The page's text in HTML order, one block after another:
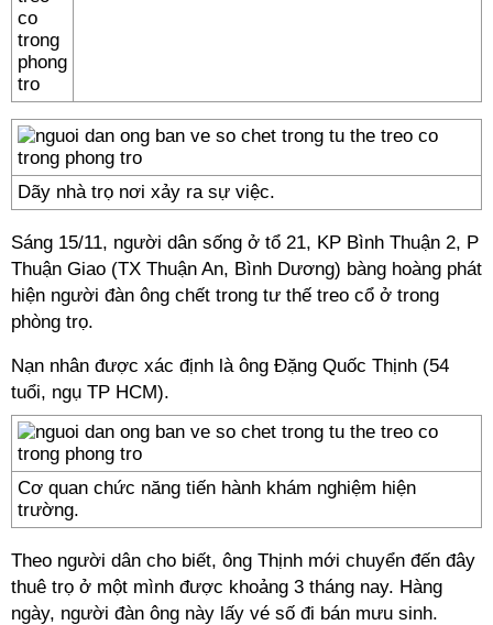
Dãy nhà trọ nơi xảy ra sự việc.
Sáng 15/11, người dân sống ở tổ 21, KP Bình Thuận 2, P
Thuận Giao (TX Thuận An, Bình Dương) bàng hoàng phát
hiện người đàn ông chết trong tư thế treo cổ ở trong
phòng trọ.
Nạn nhân được xác định là ông Đặng Quốc Thịnh (54
tuổi, ngụ TP HCM).
Cơ quan chức năng tiến hành khám nghiệm hiện
trường.
Theo người dân cho biết, ông Thịnh mới chuyển đến đây
thuê trọ ở một mình được khoảng 3 tháng nay. Hàng
ngày, người đàn ông này lấy vé số đi bán mưu sinh.